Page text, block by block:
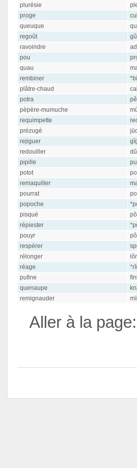
plurésie
proge
cul
queuque
regoût
ravoindre
pou
quau
rembiner
plâtre-chaud
potra
pèpère-mumuche
requimpette
prézugé
rejiguer
redouiller
pipille
potot
remaquiller
pourrat
popoche
pisqué
répiester
pouyr
respérer
rélonger
réage
pufine
quenaupe
remignauder
Aller à la page: